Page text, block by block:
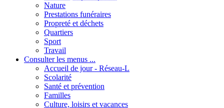
Nature
Prestations funéraires
Propreté et déchets
Quartiers
Sport
Travail
Consulter les menus ...
Accueil de jour - Réseau-L
Scolarité
Santé et prévention
Familles
Culture, loisirs et vacances